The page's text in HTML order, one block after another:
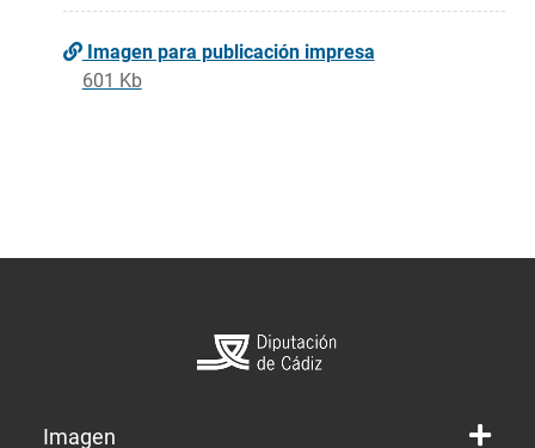
Imagen para publicación impresa
601 Kb
Imagen